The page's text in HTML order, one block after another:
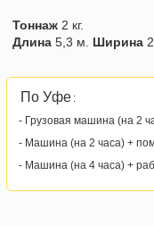
Тоннаж 2 кг.
Длина 5,3 м. Ширина
По Уфе :
- Грузовая машина (на 2
- Машина (на 2 часа) +
- Машина (на 4 часа) +